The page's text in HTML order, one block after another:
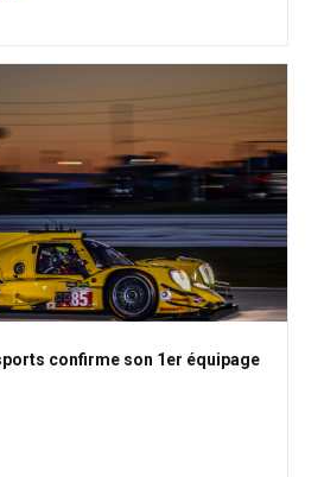
confirme son 1er équipage